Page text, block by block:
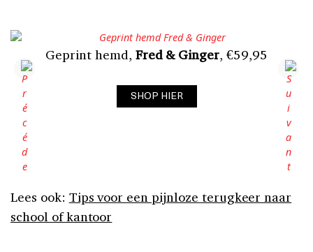
Geprint hemd, Fred & Ginger, €59,95
SHOP HIER
Lees ook: Tips voor een pijnloze terugkeer naar
school of kantoor